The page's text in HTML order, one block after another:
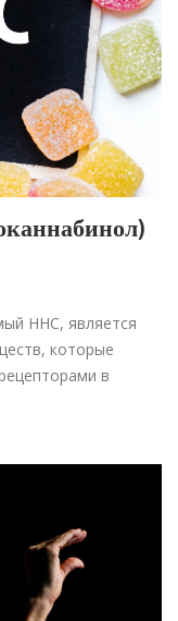
HHC, является
которые
в